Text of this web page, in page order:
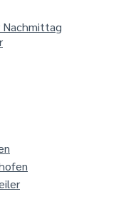
Nachmittag